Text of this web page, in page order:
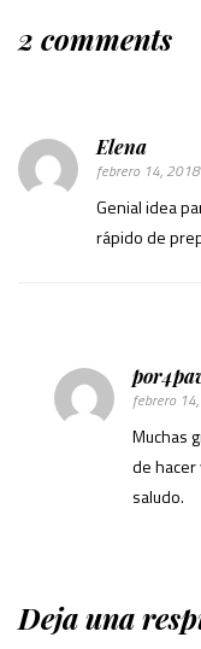
2 comments
Elena
febrero 14,
Genial idea
rápido de
febrero
Muchas
de hacer
saludo.
Deja una